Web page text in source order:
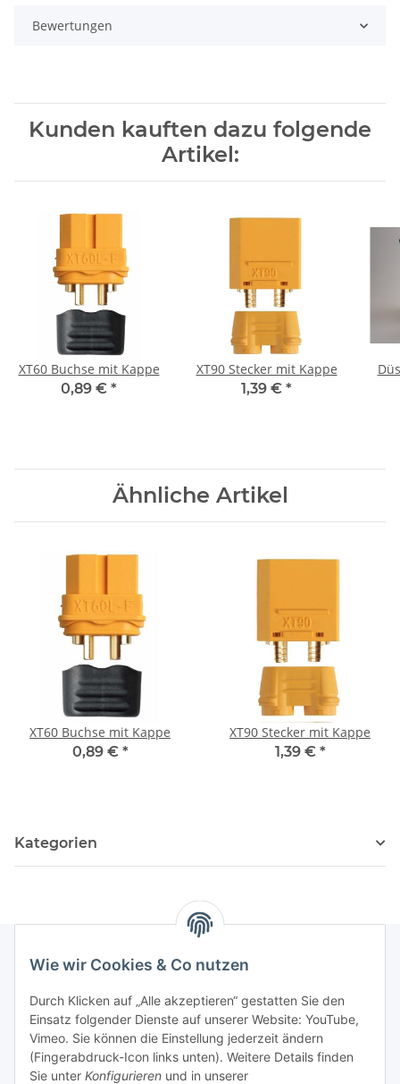
Bewertungen
Kunden kauften dazu folgende
Artikel:
XT60 Buchse mit Kappe
0,89 € *
XT90 Stecker mit Kappe
1,39 € *
Ähnliche Artikel
XT60 Buchse mit Kappe
0,89 € *
XT90 Stecker mit Kappe
1,39 € *
Kategorien
Newsletter Abonnieren
Bitte senden Sie mir entsprechend Ihrer
Datenschutzerklärungregelmäßig und jederzeit widerruflich
Informationen zu Ihrem Produktsortiment per E-Mail zu.
Wie wir Cookies & Co nutzen
Durch Klicken auf „Alle akzeptieren“ gestatten Sie den
Einsatz folgender Dienste auf unserer Website: YouTube,
Vimeo. Sie können die Einstellung jederzeit ändern
(Fingerabdruck-Icon links unten). Weitere Details finden
Sie unter Konfigurieren und in unserer